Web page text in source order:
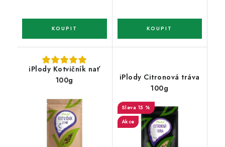
iPlody Kotvičník nať
100g
iPlody Citronová tráva
100g
15 %
Akce